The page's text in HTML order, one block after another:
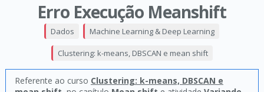
Erro Execução Meanshift
Dados Machine Learning & Deep Learning
Clustering: k-means, DBSCAN e mean shift
Referente ao curso Clustering: k-means, DBSCAN e